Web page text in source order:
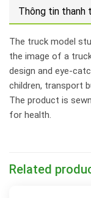
Thông tin thanh
The truck model
the image of a
design and eye-
children, transport
The product is
for health.
Related